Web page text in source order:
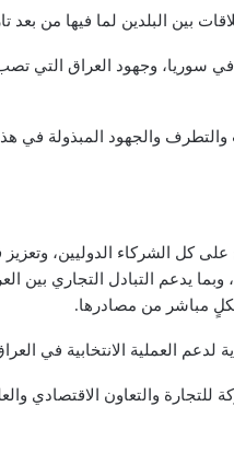
بين البلدين لما فيها من
في سوريا، وجهود العراق التي
والجهود المبذولة في
على كل الشركاء الدوليين،
يدعم التبادل التجاري بين
مباشر من مصادرها.
العملية الانتخابية في
للتجارة والتعاون الاقتصادي